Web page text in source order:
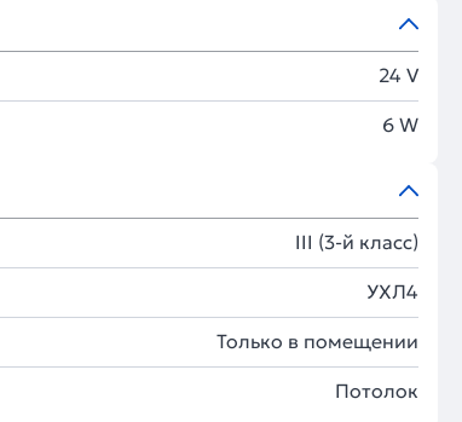
24 V
6 W
III (3-й класс)
УХЛ4
Только в помещении
Потолок